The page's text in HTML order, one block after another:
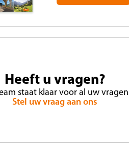
Heeft u vragen?
staat klaar voor al uw
Stel uw vraag aan ons